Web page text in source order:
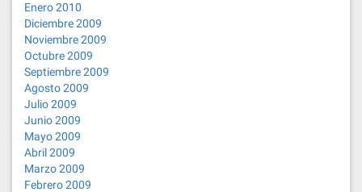
Enero 2010
Diciembre 2009
Noviembre 2009
Octubre 2009
Septiembre 2009
Agosto 2009
Julio 2009
Junio 2009
Mayo 2009
Abril 2009
Marzo 2009
Febrero 2009